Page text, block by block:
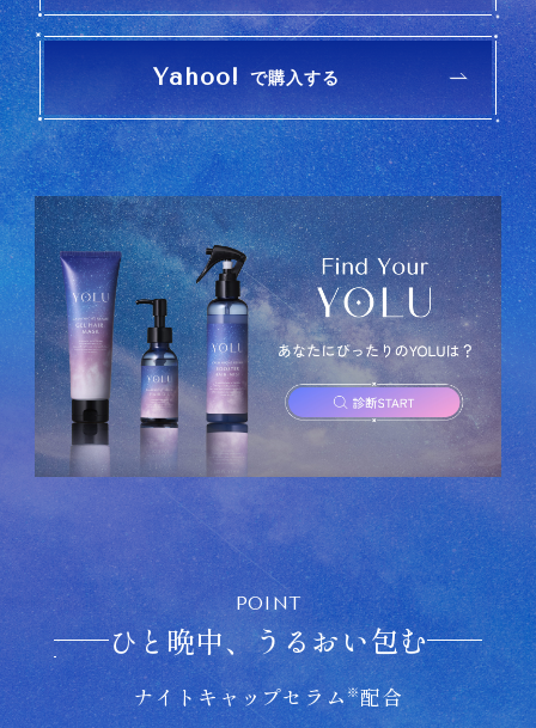
Yahoo! で購入する
POINT
ひと晩中、うるおい包む
ナイトキャップセラム※配合